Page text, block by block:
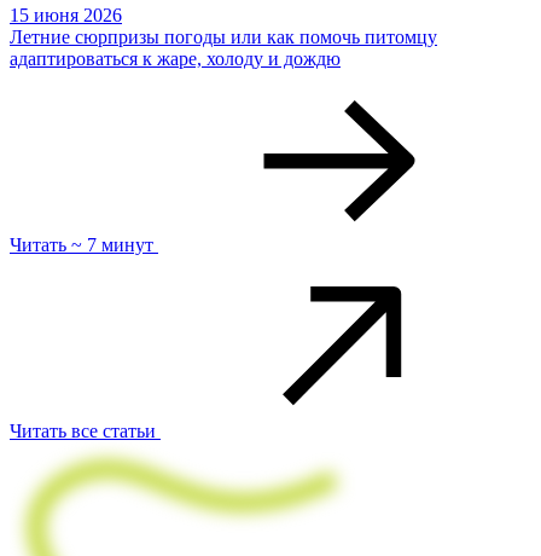
15 июня 2026
Летние сюрпризы погоды или как помочь питомцу
адаптироваться к жаре, холоду и дождю
Читать ~ 7 минут
Читать все статьи